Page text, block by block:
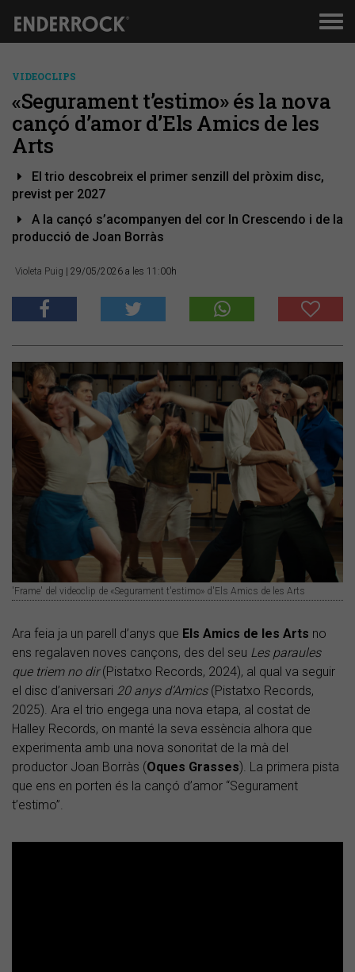
VIDEOCLIPS
​«Segurament t’estimo» és la nova
cançó d’amor d’Els Amics de les
Arts
El trio descobreix el primer senzill del pròxim disc,
previst per 2027
A la cançó s’acompanyen del cor In Crescendo i de la
producció de Joan Borràs
Violeta Puig | 29/05/2026 a les 11:00h
'Frame' del videoclip de «Segurament t'estimo» d'Els Amics de les Arts
Ara feia ja un parell d’anys que Els Amics de les Arts no
ens regalaven noves cançons, des del seu Les paraules
que triem no dir(Pistatxo Records, 2024), al qual va seguir
el disc d’aniversari 20 anys d’Amics (Pistatxo Records,
2025). Ara el trio engega una nova etapa, al costat de
Halley Records, on manté la seva essència alhora que
experimenta amb una nova sonoritat de la mà del
productor Joan Borràs (Oques Grasses). La primera pista
que ens en porten és la cançó d’amor “Segurament
t’estimo”.